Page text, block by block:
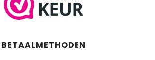
BETAALMETHODEN